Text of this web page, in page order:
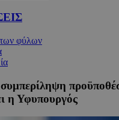
φύλων
η Υφυπουργός